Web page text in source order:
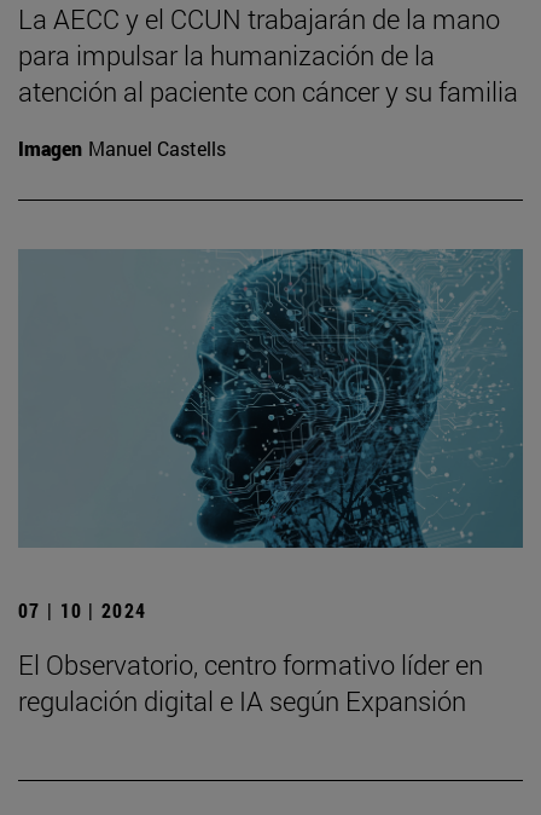
La AECC y el CCUN trabajarán de la mano
para impulsar la humanización de la
atención al paciente con cáncer y su familia
Imagen Manuel Castells
07 | 10 | 2024
El Observatorio, centro formativo líder en
regulación digital e IA según Expansión